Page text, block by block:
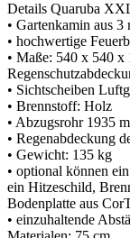
Details Quaruba
• Gartenkamin aus
• hochwertige
• Maße: 540 x 540
• Sichtscheiben
• Brennstoff: Holz
• Abzugsrohr 1935
• Regenabdeckung
• Gewicht: 135 kg
• optional können
ein Hitzeschild,
Bodenplatte aus
• einzuhaltende